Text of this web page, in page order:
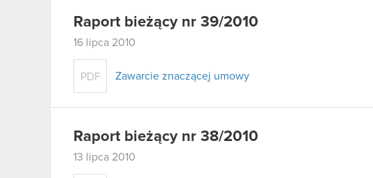
Raport bieżący nr 39/2010
16 lipca 2010
PDF Zawarcie znaczącej umowy
Raport bieżący nr 38/2010
13 lipca 2010